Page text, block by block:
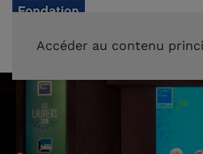
Accéder au contenu